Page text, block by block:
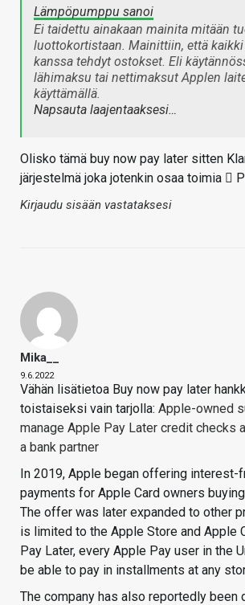
Lämpöpumppu sanoi
Ei taidettu ainakaan mainita mitään
luottokortistaan. Mainittiin, että kaikki
kanssa tehdyt ostokset. Eli
lähimaksu tai nettimaksut Applen
käyttämällä.
Napsauta laajentaaksesi…
Olisko tämä buy now pay later sitten
järjestelmä joka jotenkin osaa toimia 
Kirjaudu sisään vastataksesi
Mika__
9.6.2022
Vähän lisätietoa Buy now pay later
toistaiseksi vain tarjolla: Apple-owned
manage Apple Pay Later credit checks
a bank partner
In 2019, Apple began offering interest-
payments for Apple Card owners
The offer was later expanded to other
is limited to the Apple Store and Apple
Pay Later, every Apple Pay user in the
be able to pay in installments at any
The company has also reportedly been